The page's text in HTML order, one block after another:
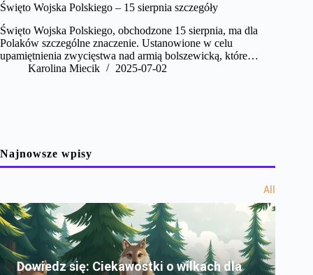
Święto Wojska Polskiego – 15 sierpnia szczegóły
Święto Wojska Polskiego, obchodzone 15 sierpnia, ma dla
Polaków szczególne znaczenie. Ustanowione w celu
upamiętnienia zwycięstwa nad armią bolszewicką, które…
Karolina Miecik
2025-07-02
Najnowsze wpisy
All
Dowiedz się: Ciekawostki o wilkach dla